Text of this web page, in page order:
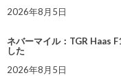
2026年8月5日
ネバーマイル：TGR Haas
した
2026年8月5日